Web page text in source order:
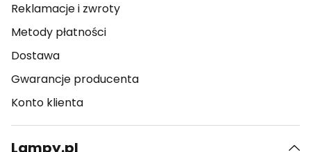
Reklamacje i zwroty
Metody płatności
Dostawa
Gwarancje producenta
Konto klienta
Lampy.pl